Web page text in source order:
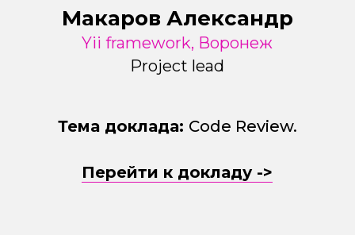
Макаров Александр
Yii framework, Воронеж
Project lead
Тема доклада: Code Review.
Перейти к докладу ->